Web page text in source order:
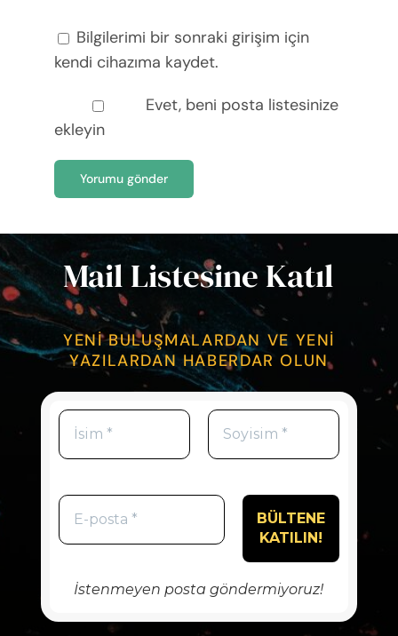
Bilgilerimi bir sonraki girişim için
kendi cihazıma kaydet.
Evet, beni posta listesinize
ekleyin
Mail Listesine Katıl
YENİ BULUŞMALARDAN VE YENİ
YAZILARDAN HABERDAR OLUN
İstenmeyen posta göndermiyoruz!